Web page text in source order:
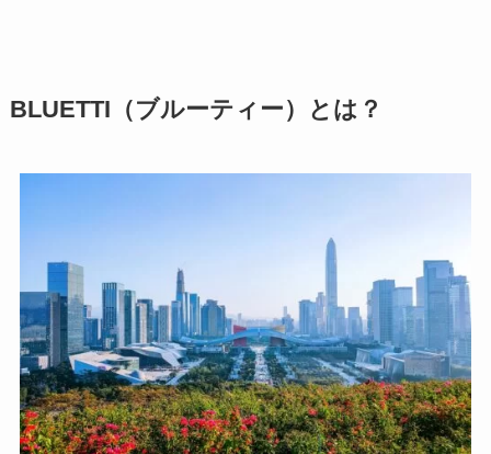
BLUETTI（ブルーティー）とは？